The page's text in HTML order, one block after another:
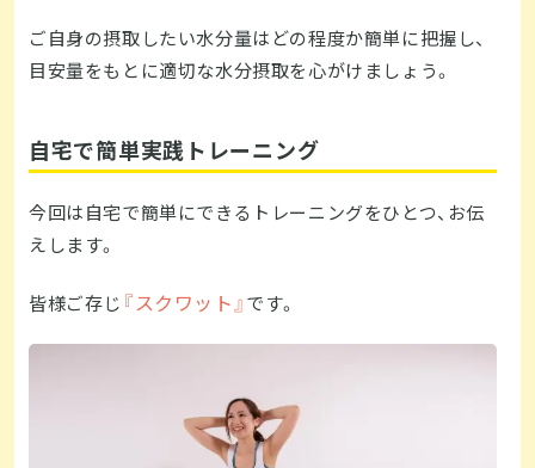
ご自身の摂取したい水分量はどの程度か簡単に把握し、
目安量をもとに適切な水分摂取を心がけましょう。
自宅で簡単実践トレーニング
今回は自宅で簡単にできるトレーニングをひとつ、お伝
えします。
皆様ご存じ 『スクワット』です。